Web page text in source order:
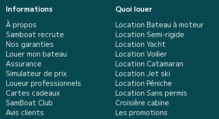
Informations
À propos
Samboat recrute
Nos garanties
Louer mon bateau
Assurance
Simulateur de prix
Loueur professionnels
Cartes cadeaux
SamBoat Club
Avis clients
Quoi louer
Location Bateau à moteur
Location Semi-rigide
Location Yacht
Location Voilier
Location Catamaran
Location Jet ski
Location Péniche
Location Sans permis
Croisière cabine
Les promotions